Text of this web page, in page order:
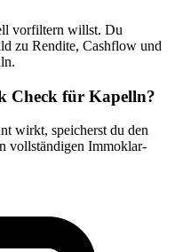
vorfiltern willst. Du
zu Rendite, Cashflow und
Check für Kapelln?
wirkt, speicherst du den
vollständigen Immoklar-